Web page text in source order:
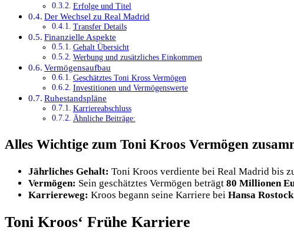
Erfolge und Titel
Der Wechsel zu Real Madrid
Transfer Details
Finanzielle Aspekte
Gehalt Übersicht
Werbung und zusätzliches Einkommen
Vermögensaufbau
Geschätztes Toni Kross Vermögen
Investitionen und Vermögenswerte
Ruhestandspläne
Karriereabschluss
Ähnliche Beiträge:
Alles Wichtige zum Toni Kroos Vermögen
Jährliches Gehalt: Toni Kroos verdiente bei Real Madrid bis
Vermögen: Sein geschätztes Vermögen beträgt 80 Millionen
Karriereweg: Kroos begann seine Karriere bei Hansa Rostock
Toni Kroos‘ Frühe Karriere